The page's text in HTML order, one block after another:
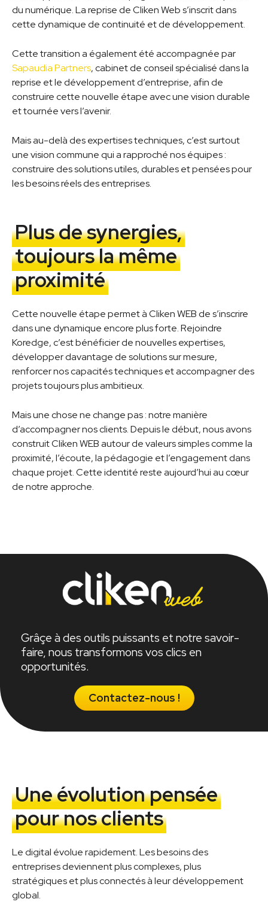
du numérique. La reprise de Cliken Web s’inscrit dans
cette dynamique de continuité et de développement.
Cette transition a également été accompagnée par
Sapaudia Partners, cabinet de conseil spécialisé dans la
reprise et le développement d’entreprise, afin de
construire cette nouvelle étape avec une vision durable
et tournée vers l’avenir.
Mais au-delà des expertises techniques, c’est surtout
une vision commune qui a rapproché nos équipes :
construire des solutions utiles, durables et pensées pour
les besoins réels des entreprises.
Plus de synergies,
toujours la même
proximité
Cette nouvelle étape permet à Cliken WEB de s’inscrire
dans une dynamique encore plus forte. Rejoindre
Koredge, c’est bénéficier de nouvelles expertises,
développer davantage de solutions sur mesure,
renforcer nos capacités techniques et accompagner des
projets toujours plus ambitieux.
Mais une chose ne change pas : notre manière
d’accompagner nos clients. Depuis le début, nous avons
construit Cliken WEB autour de valeurs simples comme la
proximité, l’écoute, la pédagogie et l’engagement dans
chaque projet. Cette identité reste aujourd’hui au cœur
de notre approche.
Grâçe à des outils puissants et notre savoir-
faire, nous transformons vos clics en
opportunités.
Contactez-nous !
Une évolution pensée
pour nos clients
Le digital évolue rapidement. Les besoins des
entreprises deviennent plus complexes, plus
stratégiques et plus connectés à leur développement
global.